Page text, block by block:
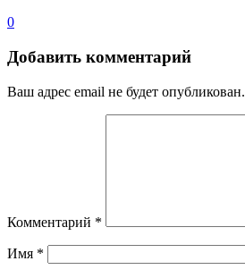
0
Добавить комментарий
Ваш адрес email не будет опубликован.
Комментарий *
Имя *